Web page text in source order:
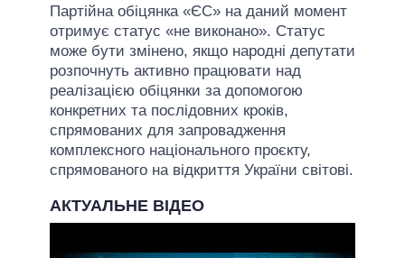
Партійна обіцянка «ЄС» на даний момент
отримує статус «не виконано». Статус
може бути змінено, якщо народні депутати
розпочнуть активно працювати над
реалізацією обіцянки за допомогою
конкретних та послідовних кроків,
спрямованих для запровадження
комплексного національного проєкту,
спрямованого на відкриття України світові.
АКТУАЛЬНЕ ВІДЕО